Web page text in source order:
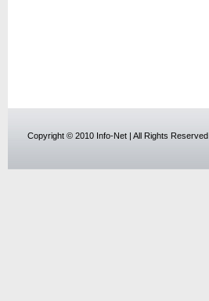
Copyright © 2010 Info-Net | All Rights Reserved